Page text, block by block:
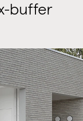
buffer